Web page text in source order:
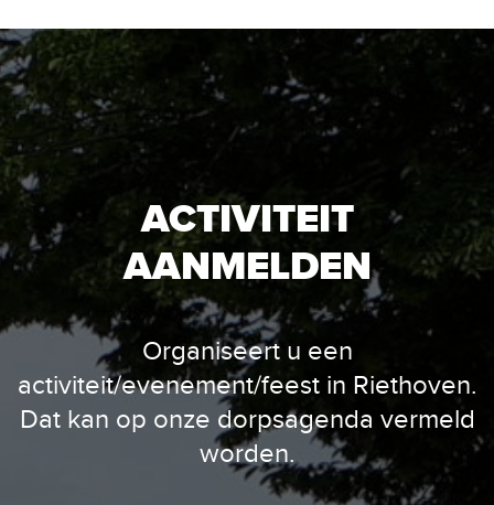
ACTIVITEIT
AANMELDEN
Organiseert u een
activiteit/evenement/feest in Riethoven.
Dat kan op onze dorpsagenda vermeld
worden.